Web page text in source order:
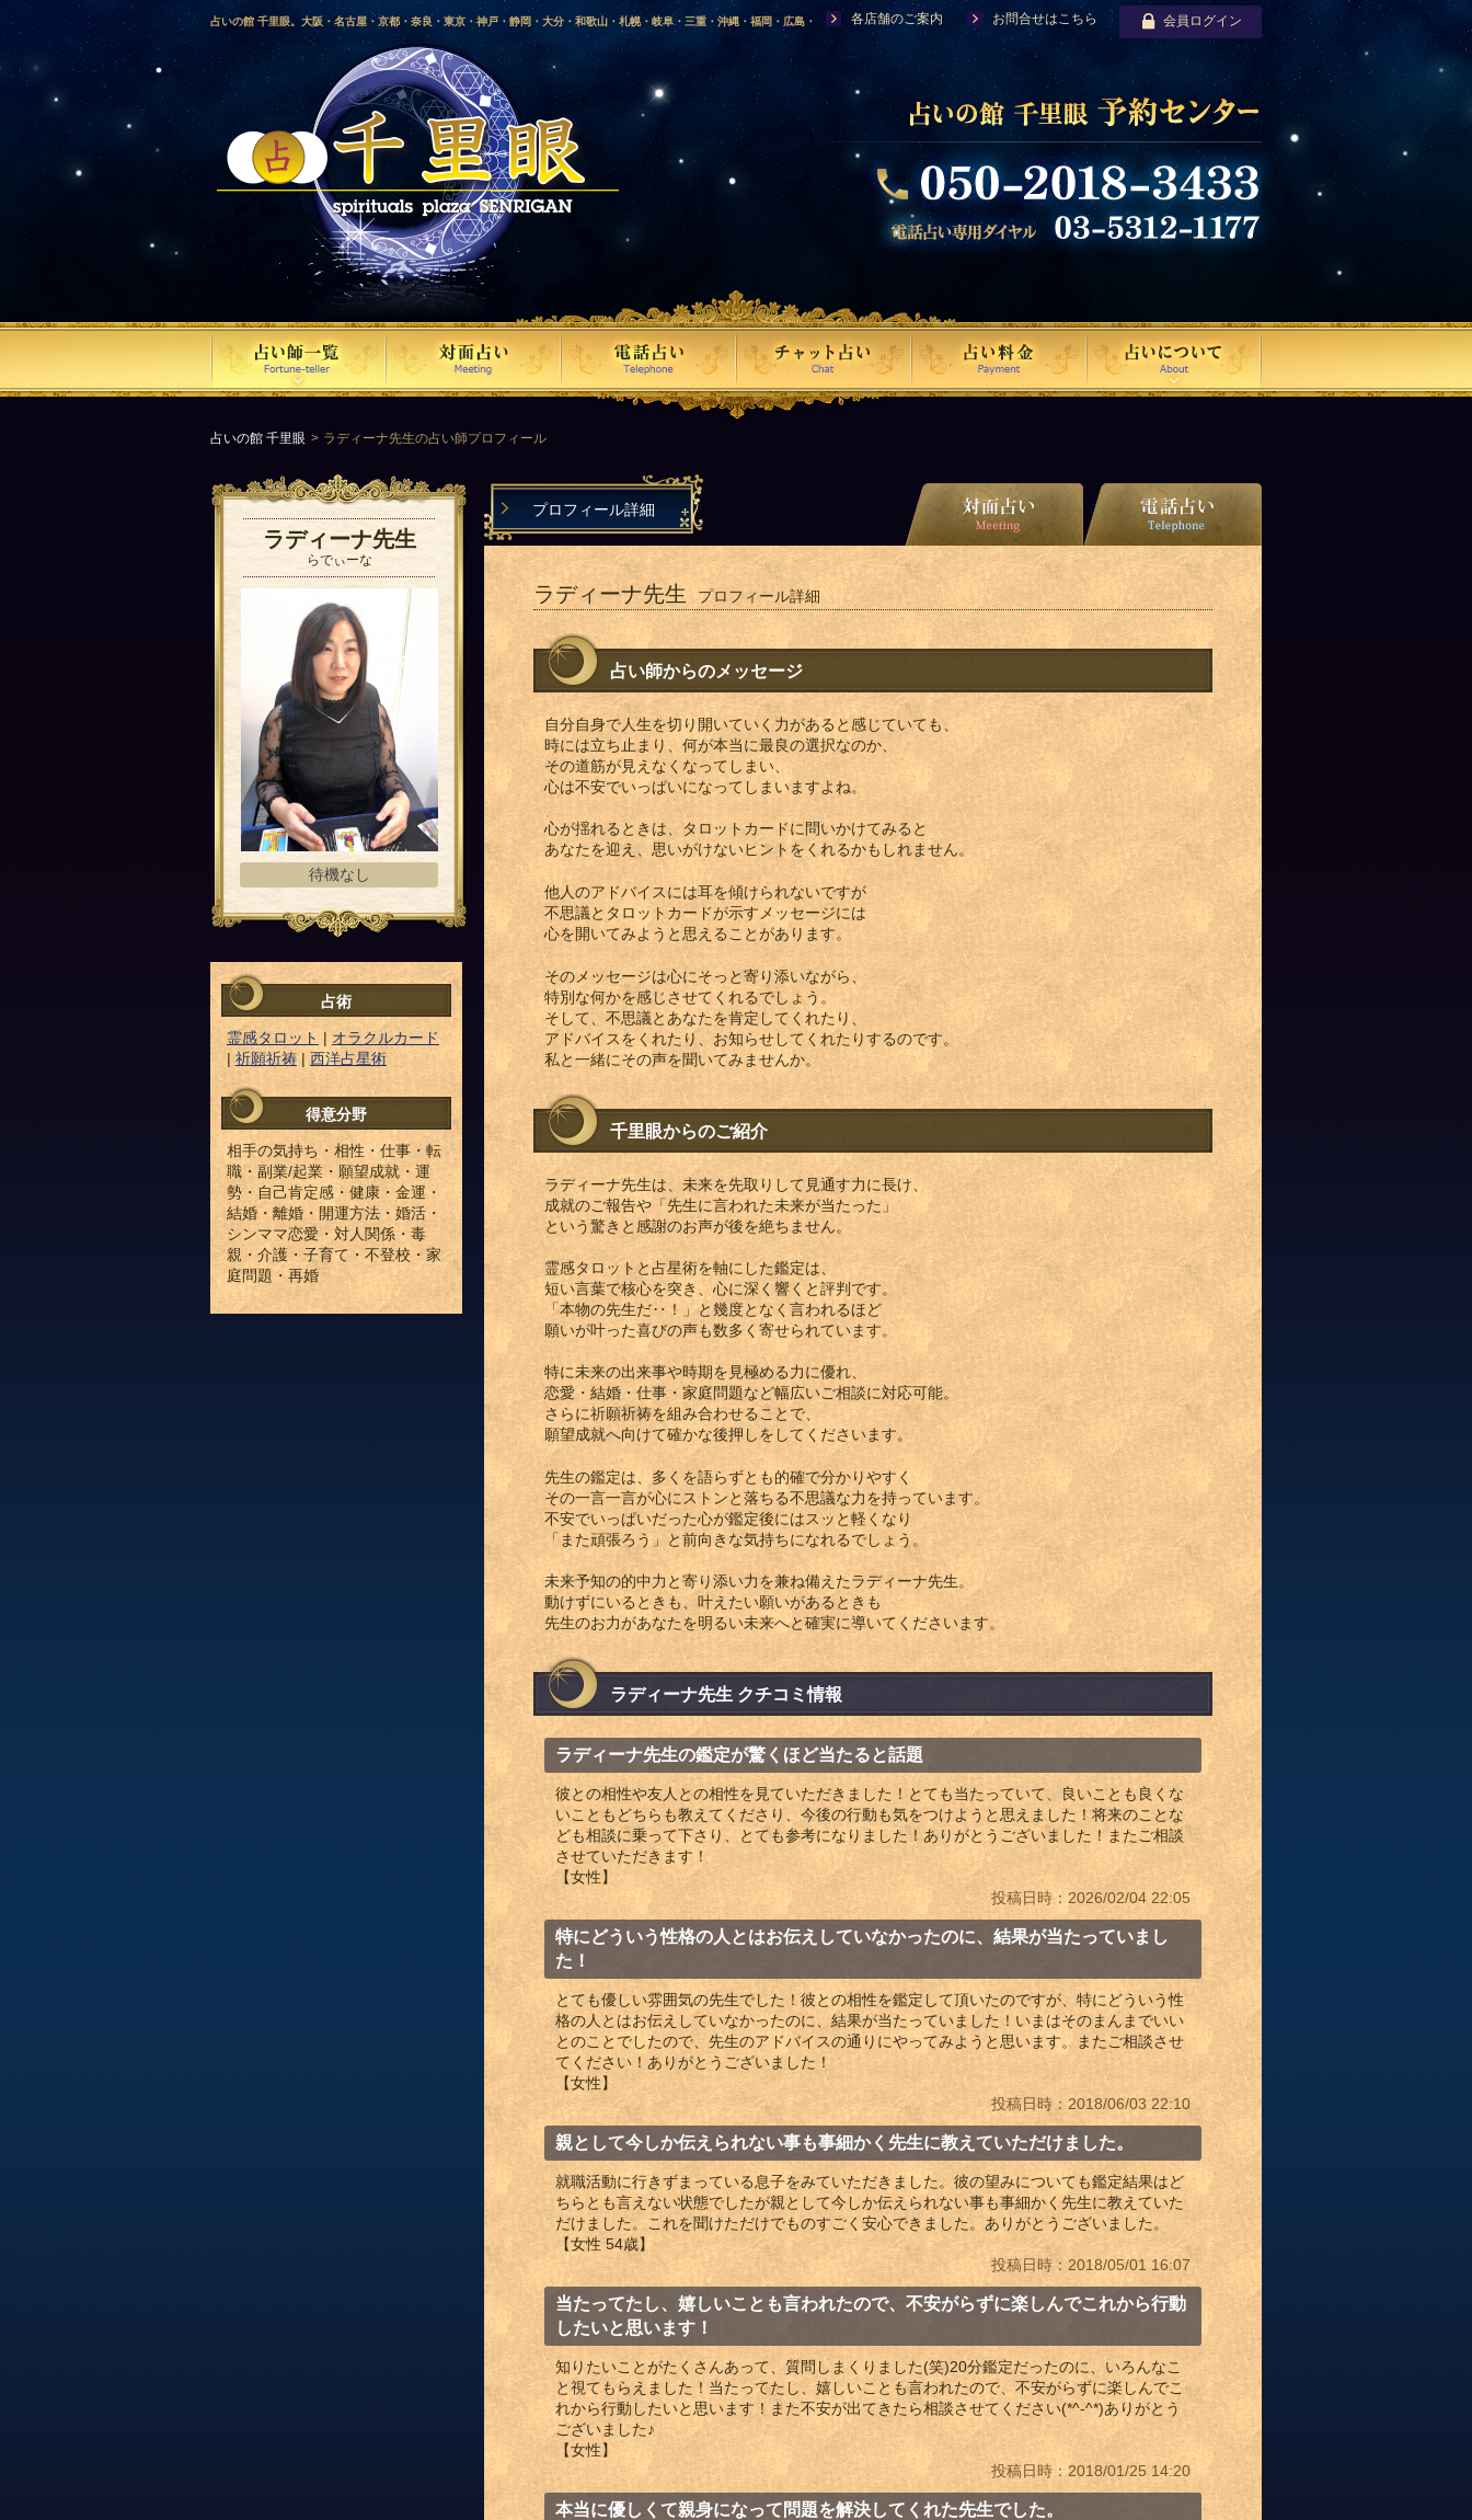
占いの館 千里眼。大阪・名古屋・京都・奈良・東京・神戸・静岡・大分・和歌山・札幌・岐阜・三重・沖縄・福岡・広島・
愛媛・鹿児島・徳島・香川・山形・岡山・横浜・千葉・福島・岩手・高知・熊本・群馬・滋賀・福井・仙台・山口・宮崎・山
梨・長野・埼玉・茨城・栃木・金沢・佐賀・長崎・鳥取・富山・新潟・秋田・青森・島根に店舗を構える、口コミで評判の人
気占い師による占い。
各店舗のご案内 お問合せはこちら 会員ログイン
占いの館 千里眼 ラディーナ先生の占い師プロフィール
ラディーナ先生
らでぃーな
待機なし
占術
霊感タロット | オラクルカード
| 祈願祈祷 | 西洋占星術
得意分野
相手の気持ち・相性・仕事・転
職・副業/起業・願望成就・運
勢・自己肯定感・健康・金運・
結婚・離婚・開運方法・婚活・
シンママ恋愛・対人関係・毒
親・介護・子育て・不登校・家
庭問題・再婚
プロフィール詳細
ラディーナ先生 プロフィール詳細
占い師からのメッセージ
自分自身で人生を切り開いていく力があると感じていても、
時には立ち止まり、何が本当に最良の選択なのか、
その道筋が見えなくなってしまい、
心は不安でいっぱいになってしまいますよね。
心が揺れるときは、タロットカードに問いかけてみると
あなたを迎え、思いがけないヒントをくれるかもしれません。
他人のアドバイスには耳を傾けられないですが
不思議とタロットカードが示すメッセージには
心を開いてみようと思えることがあります。
そのメッセージは心にそっと寄り添いながら、
特別な何かを感じさせてくれるでしょう。
そして、不思議とあなたを肯定してくれたり、
アドバイスをくれたり、お知らせしてくれたりするのです。
私と一緒にその声を聞いてみませんか。
千里眼からのご紹介
ラディーナ先生は、未来を先取りして見通す力に長け、
成就のご報告や「先生に言われた未来が当たった」
という驚きと感謝のお声が後を絶ちません。
霊感タロットと占星術を軸にした鑑定は、
短い言葉で核心を突き、心に深く響くと評判です。
「本物の先生だ‥！」と幾度となく言われるほど
願いが叶った喜びの声も数多く寄せられています。
特に未来の出来事や時期を見極める力に優れ、
恋愛・結婚・仕事・家庭問題など幅広いご相談に対応可能。
さらに祈願祈祷を組み合わせることで、
願望成就へ向けて確かな後押しをしてくださいます。
先生の鑑定は、多くを語らずとも的確で分かりやすく
その一言一言が心にストンと落ちる不思議な力を持っています。
不安でいっぱいだった心が鑑定後にはスッと軽くなり
「また頑張ろう」と前向きな気持ちになれるでしょう。
未来予知の的中力と寄り添い力を兼ね備えたラディーナ先生。
動けずにいるときも、叶えたい願いがあるときも
先生のお力があなたを明るい未来へと確実に導いてくださいます。
ラディーナ先生 クチコミ情報
ラディーナ先生の鑑定が驚くほど当たると話題
彼との相性や友人との相性を見ていただきました！とても当たっていて、良いことも良くな
いこともどちらも教えてくださり、今後の行動も気をつけようと思えました！将来のことな
ども相談に乗って下さり、とても参考になりました！ありがとうございました！またご相談
させていただきます！
【女性】
投稿日時：2026/02/04 22:05
特にどういう性格の人とはお伝えしていなかったのに、結果が当たっていまし
た！
とても優しい雰囲気の先生でした！彼との相性を鑑定して頂いたのですが、特にどういう性
格の人とはお伝えしていなかったのに、結果が当たっていました！いまはそのまんまでいい
とのことでしたので、先生のアドバイスの通りにやってみようと思います。またご相談させ
てください！ありがとうございました！
【女性】
投稿日時：2018/06/03 22:10
親として今しか伝えられない事も事細かく先生に教えていただけました。
就職活動に行きずまっている息子をみていただきました。彼の望みについても鑑定結果はど
ちらとも言えない状態でしたが親として今しか伝えられない事も事細かく先生に教えていた
だけました。これを聞けただけでものすごく安心できました。ありがとうございました。
【女性 54歳】
投稿日時：2018/05/01 16:07
当たってたし、嬉しいことも言われたので、不安がらずに楽しんでこれから行動
したいと思います！
知りたいことがたくさんあって、質問しまくりました(笑)20分鑑定だったのに、いろんなこ
と視てもらえました！当たってたし、嬉しいことも言われたので、不安がらずに楽しんでこ
れから行動したいと思います！また不安が出てきたら相談させてください(*^-^*)ありがとう
ございました♪
【女性】
投稿日時：2018/01/25 14:20
本当に優しくて親身になって問題を解決してくれた先生でした。